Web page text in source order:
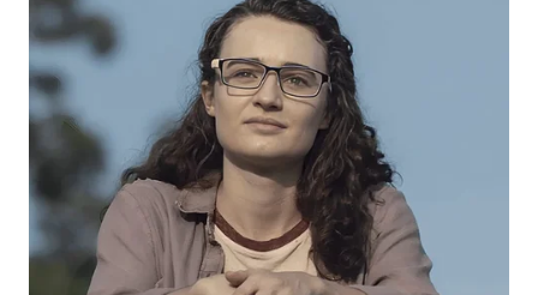
WN
KALTENG
WN
KALSEL